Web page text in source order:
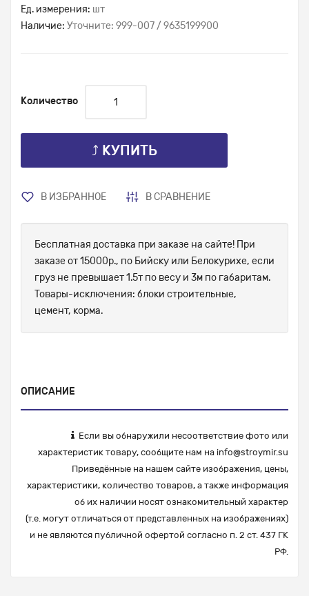
Ед. измерения: шт
Наличие: Уточните: 999-007 / 9635199900
Количество
⤴ КУПИТЬ
В ИЗБРАННОЕ В СРАВНЕНИЕ
Бесплатная доставка при заказе на сайте! При
заказе от 15000р., по Бийску или Белокурихе, если
груз не превышает 1.5т по весу и 3м по габаритам.
Товары-исключения: блоки строительные,
цемент, корма.
ОПИСАНИЕ
Если вы обнаружили несоответствие фото или
характеристик товару, сообщите нам на info@stroymir.su
Приведённые на нашем сайте изображения, цены,
характеристики, количество товаров, а также информация
об их наличии носят ознакомительный характер
(т.е. могут отличаться от представленных на изображениях)
и не являются публичной офертой согласно п. 2 ст. 437 ГК
РФ.